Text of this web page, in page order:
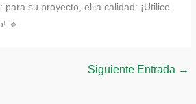
para su proyecto, elija calidad: ¡Utilice
🔹
Siguiente Entrada →